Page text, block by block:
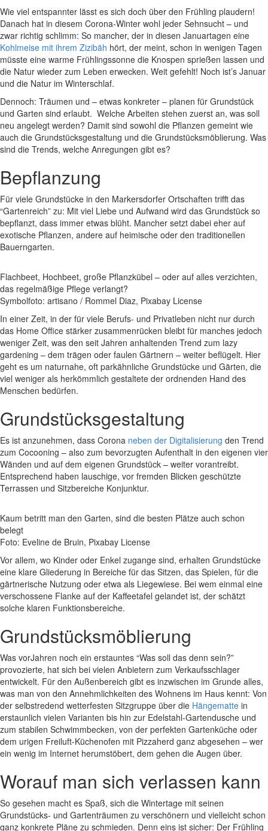
Wie viel entspannter lässt es sich doch über den Frühling plaudern!
Danach hat in diesem Corona-Winter wohl jeder Sehnsucht – und
zwar richtig schlimm: So mancher, der in diesen Januartagen eine
Kohlmeise mit ihrem Zizibäh hört, der meint, schon in wenigen Tagen
müsste eine warme Frühlingssonne die Knospen sprießen lassen und
die Natur wieder zum Leben erwecken. Weit gefehlt! Noch ist’s Januar
und die Natur im Winterschlaf.
Dennoch: Träumen und – etwas konkreter – planen für Grundstück
und Garten sind erlaubt. Welche Arbeiten stehen zuerst an, was soll
neu angelegt werden? Damit sind sowohl die Pflanzen gemeint wie
auch die Grundstücksgestaltung und die Grundstücksmöblierung. Was
sind die Trends, welche Anregungen gibt es?
Bepflanzung
Für viele Grundstücke in den Markersdorfer Ortschaften trifft das
“Gartenreich” zu: Mit viel Liebe und Aufwand wird das Grundstück so
bepflanzt, dass immer etwas blüht. Mancher setzt dabei eher auf
exotische Pflanzen, andere auf heimische oder den traditionellen
Bauerngarten.
Flachbeet, Hochbeet, große Pflanzkübel – oder auf alles verzichten,
das regelmäßige Pflege verlangt?
Symbolfoto: artisano / Rommel Diaz, Pixabay License
In einer Zeit, in der für viele Berufs- und Privatleben nicht nur durch
das Home Office stärker zusammenrücken bleibt für manches jedoch
weniger Zeit, was den seit Jahren anhaltenden Trend zum lazy
gardening – dem trägen oder faulen Gärtnern – weiter beflügelt. Hier
geht es um naturnahe, oft parkähnliche Grundstücke und Gärten, die
viel weniger als herkömmlich gestaltete der ordnenden Hand des
Menschen bedürfen.
Grundstücksgestaltung
Es ist anzunehmen, dass Corona neben der Digitalisierung den Trend
zum Cocooning – also zum bevorzugten Aufenthalt in den eigenen vier
Wänden und auf dem eigenen Grundstück – weiter vorantreibt.
Entsprechend haben lauschige, vor fremden Blicken geschützte
Terrassen und Sitzbereiche Konjunktur.
Kaum betritt man den Garten, sind die besten Plätze auch schon
belegt
Foto: Eveline de Bruin, Pixabay License
Vor allem, wo Kinder oder Enkel zugange sind, erhalten Grundstücke
eine klare Gliederung in Bereiche für das Sitzen, das Spielen, für die
gärtnerische Nutzung oder etwa als Liegewiese. Bei wem einmal eine
verschossene Flanke auf der Kaffeetafel gelandet ist, der schätzt
solche klaren Funktionsbereiche.
Grundstücksmöblierung
Was vorJahren noch ein erstauntes “Was soll das denn sein?”
provozierte, hat sich bei vielen Anbietern zum Verkaufsschlager
entwickelt. Für den Außenbereich gibt es inzwischen im Grunde alles,
was man von den Annehmlichkeiten des Wohnens im Haus kennt: Von
der selbstredend wetterfesten Sitzgruppe über die Hängematte in
erstaunlich vielen Varianten bis hin zur Edelstahl-Gartendusche und
zum stabilen Schwimmbecken, von der perfekten Gartenküche oder
dem urigen Freiluft-Küchenofen mit Pizzaherd ganz abgesehen – wer
ein wenig im Internet herumstöbert, dem gehen die Augen über.
Worauf man sich verlassen kann
So gesehen macht es Spaß, sich die Wintertage mit seinen
Grundstücks- und Gartenträumen zu verschönern und vielleicht schon
ganz konkrete Pläne zu schmieden. Denn eins ist sicher: Der Frühling